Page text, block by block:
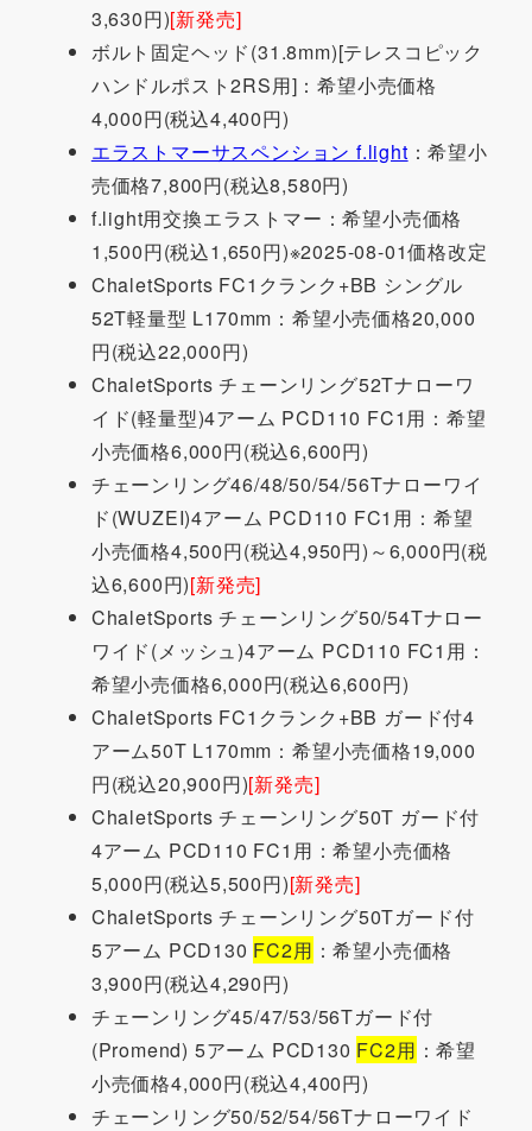
3,630円)[新発売]
ボルト固定ヘッド(31.8mm)[テレスコピック
ハンドルポスト2RS用]：希望小売価格
4,000円(税込4,400円)
エラストマーサスペンション f.light ：希望小
売価格7,800円(税込8,580円)
f.light用交換エラストマー：希望小売価格
1,500円(税込1,650円)※2025-08-01価格改定
ChaletSports FC1クランク+BB シングル
52T軽量型 L170mm：希望小売価格20,000
円(税込22,000円)
ChaletSports チェーンリング52Tナローワ
イド(軽量型)4アーム PCD110 FC1用：希望
小売価格6,000円(税込6,600円)
チェーンリング46/48/50/54/56Tナローワイ
ド(WUZEI)4アーム PCD110 FC1用：希望
小売価格4,500円(税込4,950円)～6,000円(税
込6,600円)[新発売]
ChaletSports チェーンリング50/54Tナロー
ワイド(メッシュ)4アーム PCD110 FC1用：
希望小売価格6,000円(税込6,600円)
ChaletSports FC1クランク+BB ガード付4
アーム50T L170mm：希望小売価格19,000
円(税込20,900円)[新発売]
ChaletSports チェーンリング50T ガード付
4アーム PCD110 FC1用：希望小売価格
5,000円(税込5,500円)[新発売]
ChaletSports チェーンリング50Tガード付
5アーム PCD130 FC2用 ：希望小売価格
3,900円(税込4,290円)
チェーンリング45/47/53/56Tガード付
(Promend) 5アーム PCD130 FC2用 ：希望
小売価格4,000円(税込4,400円)
チェーンリング50/52/54/56Tナローワイド